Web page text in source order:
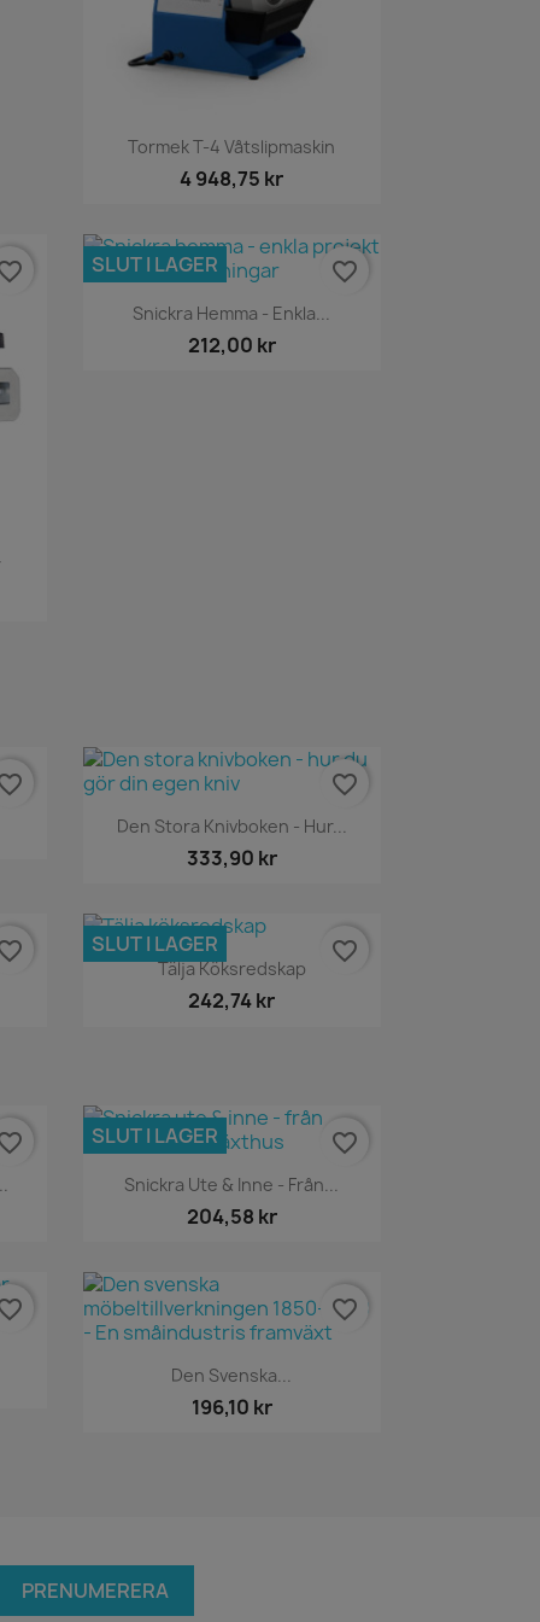
 Snabbvy
Tormek T-4 Våtslipmaskin
4 948,75 kr
Snabbvy
Snickra Hemma - Enkla...
212,00 kr
SLUT I LAGER favorite_border
 Snabbvy
Den Stora Knivboken - Hur...
333,90 kr
favorite_border
Snabbvy
Tälja Köksredskap
242,74 kr
SLUT I LAGER favorite_border
Snabbvy
Snickra Ute & Inne - Från...
204,58 kr
SLUT I LAGER favorite_border
 Snabbvy
Den Svenska...
196,10 kr
favorite_border